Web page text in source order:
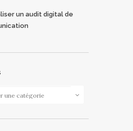
un audit digital de